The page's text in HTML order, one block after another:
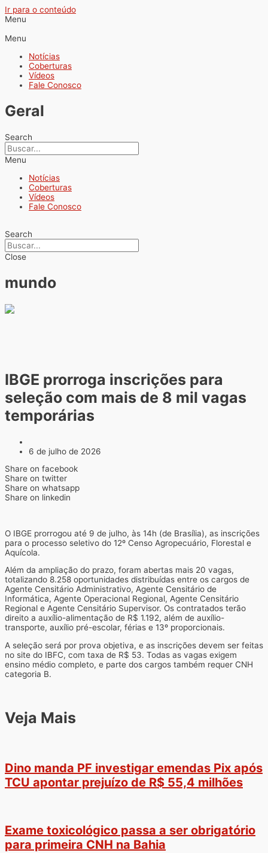
Ir para o conteúdo
Menu
Menu
Notícias
Coberturas
Vídeos
Fale Conosco
Geral
Search
Menu
Notícias
Coberturas
Vídeos
Fale Conosco
Search
Close
mundo
IBGE prorroga inscrições para
seleção com mais de 8 mil vagas
temporárias
6 de julho de 2026
Share on facebook
Share on twitter
Share on whatsapp
Share on linkedin
O IBGE prorrogou até 9 de julho, às 14h (de Brasília), as inscrições
para o processo seletivo do 12º Censo Agropecuário, Florestal e
Aquícola.
Além da ampliação do prazo, foram abertas mais 20 vagas,
totalizando 8.258 oportunidades distribuídas entre os cargos de
Agente Censitário Administrativo, Agente Censitário de
Informática, Agente Operacional Regional, Agente Censitário
Regional e Agente Censitário Supervisor. Os contratados terão
direito a auxílio-alimentação de R$ 1.192, além de auxílio-
transporte, auxílio pré-escolar, férias e 13º proporcionais.
A seleção será por prova objetiva, e as inscrições devem ser feitas
no site do IBFC, com taxa de R$ 53. Todas as vagas exigem
ensino médio completo, e parte dos cargos também requer CNH
categoria B.
Veja Mais
Dino manda PF investigar emendas Pix após
TCU apontar prejuízo de R$ 55,4 milhões
Exame toxicológico passa a ser obrigatório
para primeira CNH na Bahia